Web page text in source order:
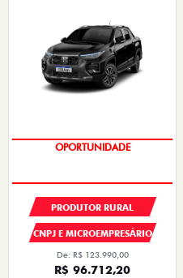
OPORTUNIDADE
PRODUTOR RURAL
CNPJ E MICROEMPRESÁRIO
De: R$ 123.990,00
R$ 96.712,20